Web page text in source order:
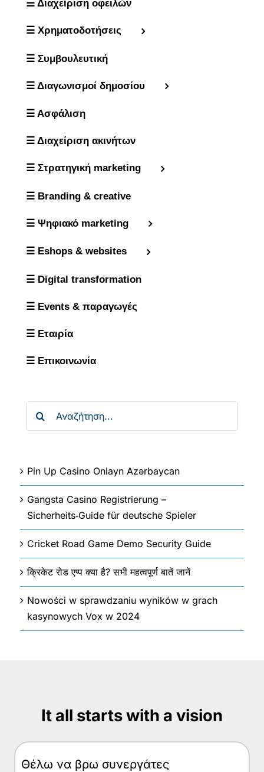
☰ Διαχείριση οφειλών
☰ Χρηματοδοτήσεις
☰ Συμβουλευτική
☰ Διαγωνισμοί δημοσίου
☰ Ασφάλιση
☰ Διαχείριση ακινήτων
☰ Στρατηγική marketing
☰ Branding & creative
☰ Ψηφιακό marketing
☰ Eshops & websites
☰ Digital transformation
☰ Events & παραγωγές
☰ Εταιρία
☰ Επικοινωνία
Pin Up Casino Onlayn Azərbaycan
Gangsta Casino Registrierung –
Sicherheits‑Guide für deutsche Spieler
Cricket Road Game Demo Security Guide
क्रिकेट रोड एप्प क्या है? सभी महत्वपूर्ण बातें जानें
Nowości w sprawdzaniu wyników w grach
kasynowych Vox w 2024
It all starts with a vision
Θέλω